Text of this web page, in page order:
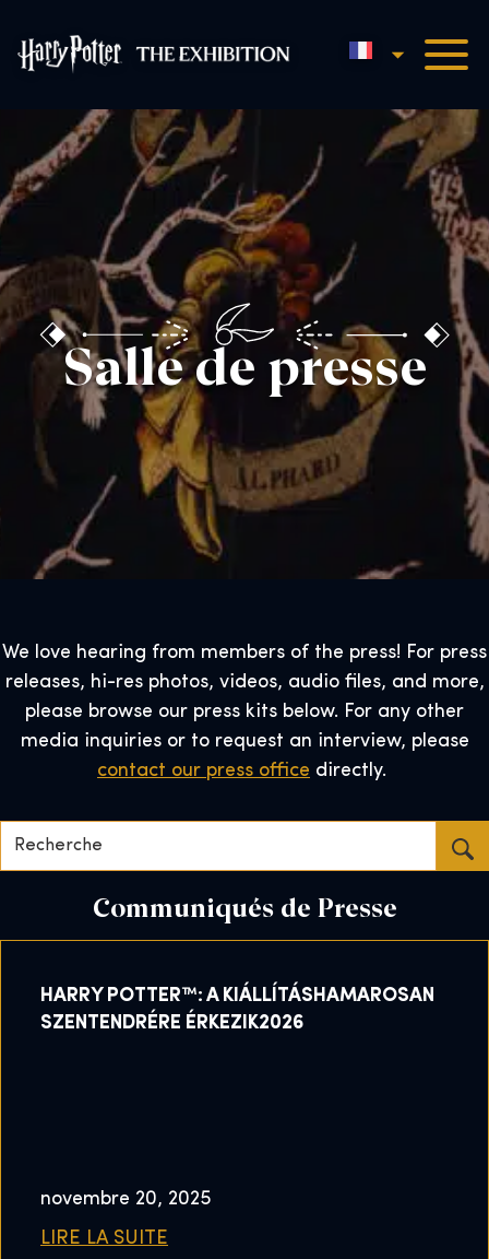
Harry Potter™ :
Français
Salle de presse
We love hearing from members of the press! For press
releases, hi-res photos, videos, audio files, and more,
please browse our press kits below. For any other
media inquiries or to request an interview, please
contact our press office directly.
Communiqués de Presse
HARRY POTTER™: A KIÁLLÍTÁSHAMAROSAN
SZENTENDRÉRE ÉRKEZIK2026
novembre 20, 2025
LIRE LA SUITE